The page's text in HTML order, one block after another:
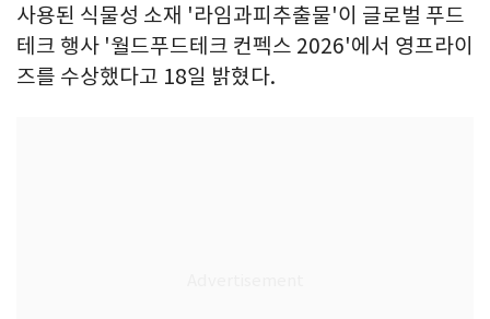
사용된 식물성 소재 '라임과피추출물'이 글로벌 푸드
테크 행사 '월드푸드테크 컨펙스 2026'에서 영프라이
즈를 수상했다고 18일 밝혔다.